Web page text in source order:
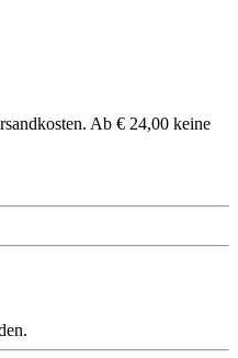
Ab € 24,00 keine